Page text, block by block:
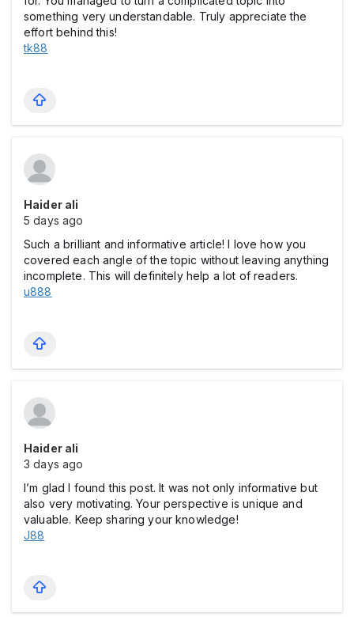
something very understandable. Truly appreciate the
effort behind this!
tk88
Haider ali
5 days ago
Such a brilliant and informative article! I love how you
covered each angle of the topic without leaving anything
incomplete. This will definitely help a lot of readers.
u888
Haider ali
3 days ago
I’m glad I found this post. It was not only informative but
also very motivating. Your perspective is unique and
valuable. Keep sharing your knowledge!
J88